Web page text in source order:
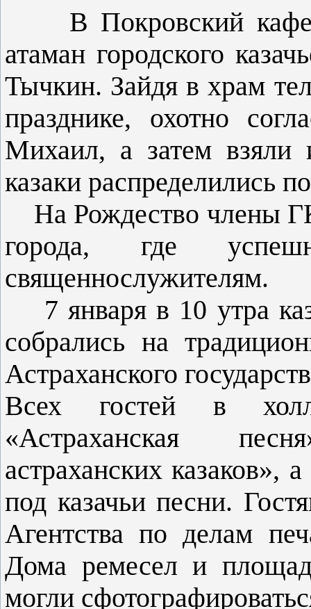
В Покровский
атаман городского
Тычкин. Зайдя в храм
празднике, охотно
Михаил, а затем
казаки распределились
На Рождество члены
города, где
священнослужителям.
7 января в 10 утра
собрались на
Астраханского
Всех гостей в
«Астраханская
астраханских казаков»,
под казачьи песни.
Агентства по делам
Дома ремесел и
могли